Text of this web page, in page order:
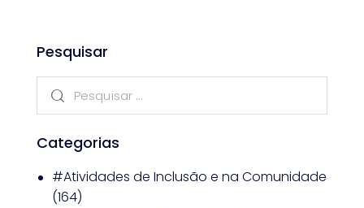
Pesquisar
Categorias
#Atividades de Inclusão e na Comunidade
(164)